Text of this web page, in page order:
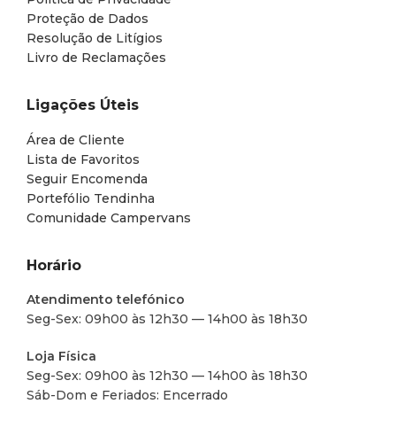
Proteção de Dados
Resolução de Litígios
Livro de Reclamações
Ligações Úteis
Área de Cliente
Lista de Favoritos
Seguir Encomenda
Portefólio Tendinha
Comunidade Campervans
Horário
Atendimento telefónico
Seg-Sex: 09h00 às 12h30 — 14h00 às 18h30
Loja Física
Seg-Sex: 09h00 às 12h30 — 14h00 às 18h30
Sáb-Dom e Feriados: Encerrado